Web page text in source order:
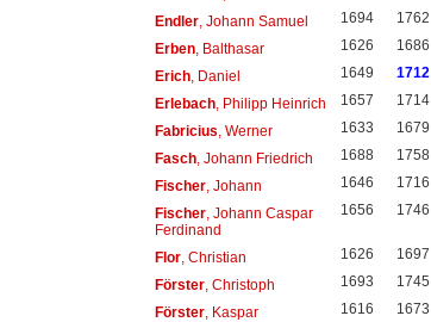
Endler, Johann Samuel 1694 1762
Erben, Balthasar 1626 1686
Erich, Daniel 1649 1712
Erlebach, Philipp Heinrich 1657 1714
Fabricius , Werner 1633 1679
Fasch, Johann Friedrich 1688 1758
Fischer, Johann 1646 1716
Fischer, Johann Caspar
Ferdinand
1656 1746
Flor, Christian 1626 1697
Förster, Christoph 1693 1745
Förster, Kaspar 1616 1673